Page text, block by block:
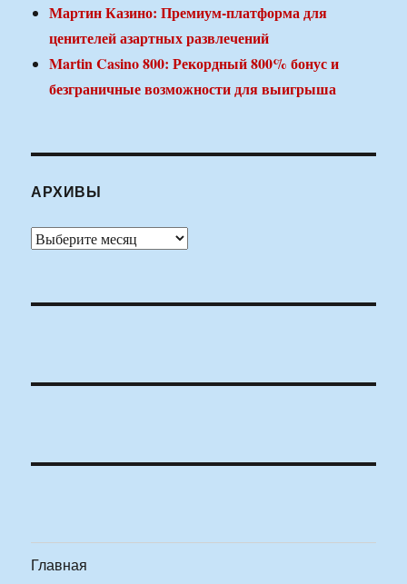
Мартин Казино: Премиум-платформа для
ценителей азартных развлечений
Martin Casino 800: Рекордный 800% бонус и
безграничные возможности для выигрыша
АРХИВЫ
Архивы
Главная